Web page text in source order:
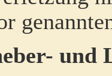
und